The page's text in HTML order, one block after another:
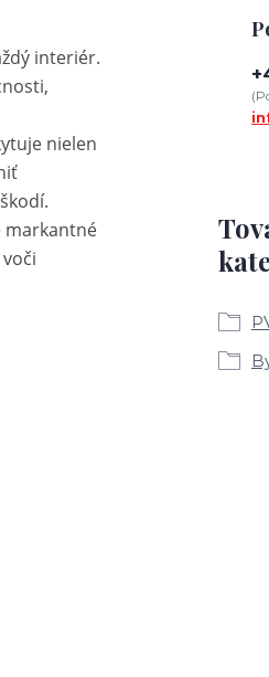
interiér.
nielen
markantné